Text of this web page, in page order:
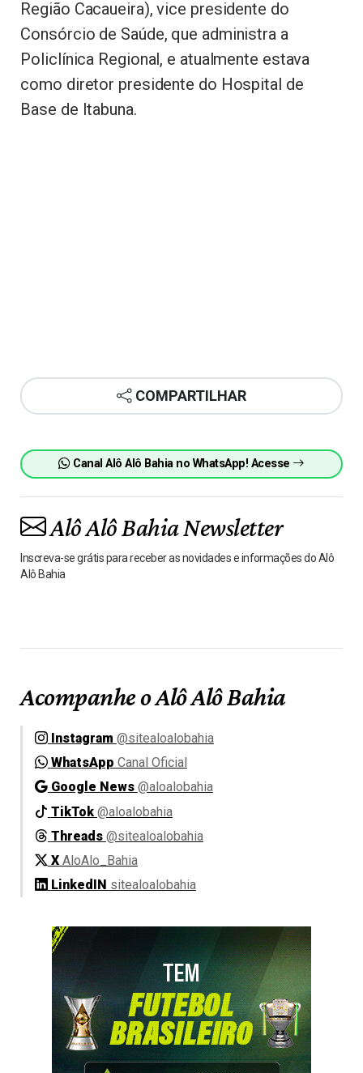
Região Cacaueira), vice presidente do
Consórcio de Saúde, que administra a
Policlínica Regional, e atualmente estava
como diretor presidente do Hospital de
Base de Itabuna.
COMPARTILHAR
Canal Alô Alô Bahia no WhatsApp! Acesse
Alô Alô Bahia Newsletter
Inscreva-se grátis para receber as novidades e informações do Alô
Alô Bahia
Acompanhe o Alô Alô Bahia
Instagram @sitealoalobahia
WhatsApp Canal Oficial
Google News @aloalobahia
TikTok @aloalobahia
Threads @sitealoalobahia
X AloAlo_Bahia
LinkedIN sitealoalobahia